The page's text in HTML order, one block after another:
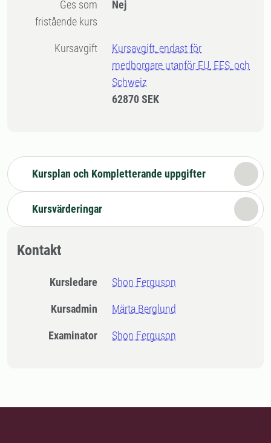
Ges som
fristående kurs
Nej
Kursavgift
Kursavgift, endast för
medborgare utanför EU, EES, och
Schweiz
62870 SEK
Kursplan och Kompletterande uppgifter
Kursvärderingar
Kontakt
Kursledare Shon Ferguson
Kursadmin Märta Berglund
Examinator Shon Ferguson